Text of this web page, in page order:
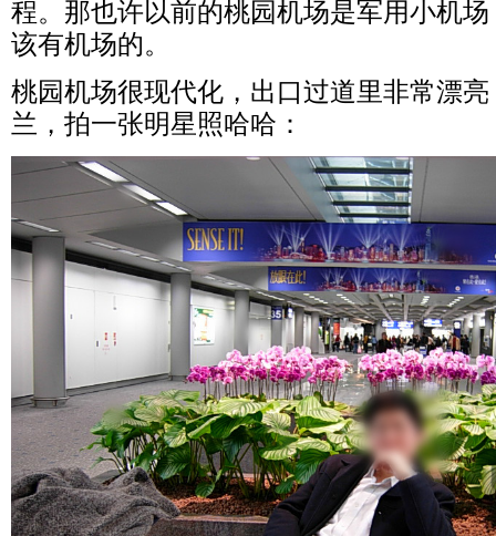
程。那也许以前的桃园机场是军用小机
该有机场的。
桃园机场很现代化，出口过道里非常漂
兰，拍一张明星照哈哈：